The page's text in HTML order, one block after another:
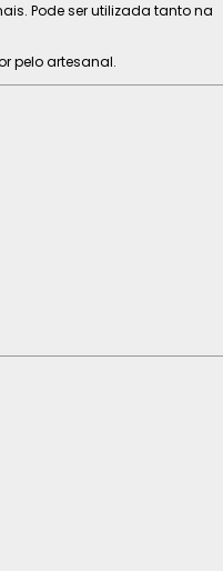
Pode ser utilizada tanto na
pelo artesanal.